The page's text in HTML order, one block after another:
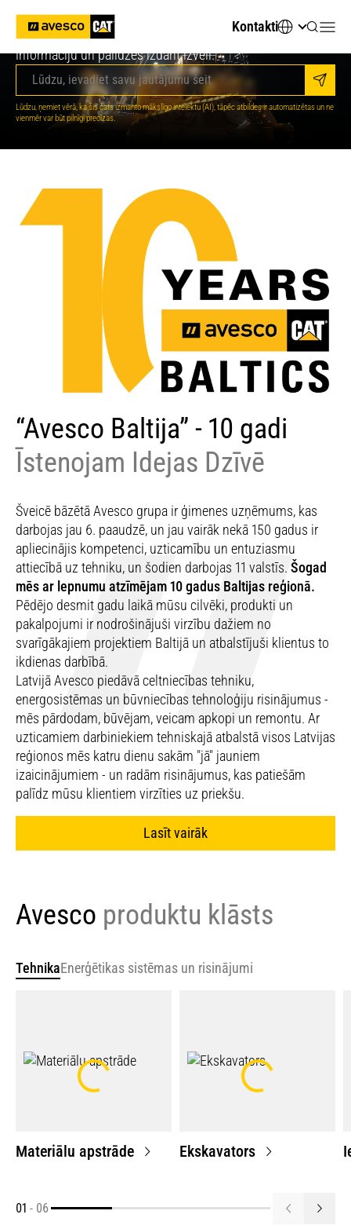
Kontakti
Meklējat tehnisko informāciju vai piemērotāko tehniku?
Jautājiet AvescoAI - tas nekavējoties sniegs svarīgāko
informāciju un palīdzēs izdarīt izvēli.
Jūsu digitālais AI konsultants
Sveiki! Es esmu jūsu Avesco AI palīgs. Kā es
varu jums palīdzēt?
Sūtīt
Lūdzu, ņemiet vērā, ka šis čats izmanto mākslīgo intelektu (AI), tāpēc atbildes ir automatizētas un ne
vienmēr var būt pilnīgi precīzas.
“Avesco Baltija” - 10 gadi
Īstenojam Idejas Dzīvē
Šveicē bāzētā Avesco grupa ir ģimenes uzņēmums, kas
darbojas jau 6. paaudzē, un jau vairāk nekā 150 gadus ir
apliecinājis kompetenci, uzticamību un entuziasmu
attiecībā uz tehniku, un šodien darbojas 11 valstīs. Šogad
mēs ar lepnumu atzīmējam 10 gadus Baltijas reģionā.
Pēdējo desmit gadu laikā mūsu cilvēki, produkti un
pakalpojumi ir nodrošinājuši virzību dažiem no
svarīgākajiem projektiem Baltijā un atbalstījuši klientus to
ikdienas darbībā.
Latvijā Avesco piedāvā celtniecības tehniku,
energosistēmas un būvniecības tehnoloģiju risinājumus -
mēs pārdodam, būvējam, veicam apkopi un remontu. Ar
uzticamiem darbiniekiem tehniskajā atbalstā visos Latvijas
reģionos mēs katru dienu sakām "jā" jauniem
izaicinājumiem - un radām risinājumus, kas patiešām
palīdz mūsu klientiem virzīties uz priekšu.
Lasīt vairāk
Avesco produktu klāsts
TehnikaEnerģētikas sistēmas un risinājumi
Materiālu apstrāde Ekskavators
01 - 06